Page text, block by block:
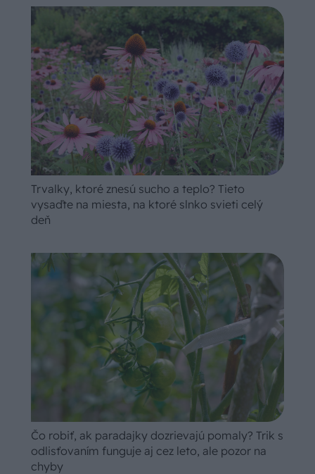
Trvalky, ktoré znesú sucho a teplo? Tieto
vysaďte na miesta, na ktoré slnko svieti celý
deň
Čo robiť, ak paradajky dozrievajú pomaly? Trik s
odlisťovaním funguje aj cez leto, ale pozor na
chyby